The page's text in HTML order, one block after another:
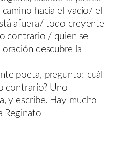
camino hacia el vacío/ el
afuera/ todo creyente
contrario / quien se
descubre la
poeta, pregunto: cuàl
contrario? Uno
y escribe. Hay mucho
Reginato